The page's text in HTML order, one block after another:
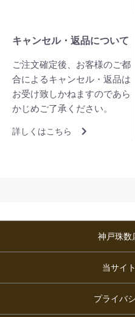
キャンセル・返品について
ご注文確定後、お客様のご都
合によるキャンセル・返品は
お受け致しかねますのであら
かじめご了承ください。
詳しくはこちら
神戸珠数
当サイ
プライバ